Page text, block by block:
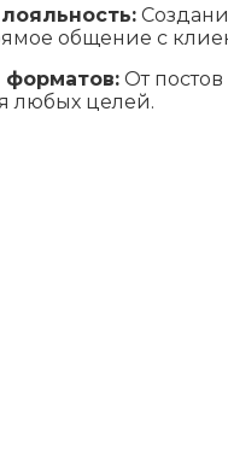
общение с
форматов: От
любых целей.